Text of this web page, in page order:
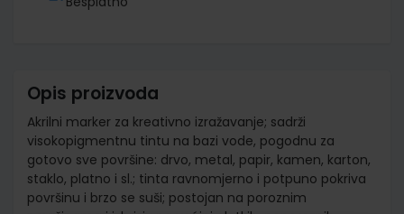
Opis proizvoda
Akrilni marker za kreativno izražavanje; sadrži
visokopigmentnu tintu na bazi vode, pogodnu za
gotovo sve površine: drvo, metal, papir, kamen, karton,
staklo, platno i sl.; tinta ravnomjerno i potpuno pokriva
površinu i brzo se suši; postojan na poroznim